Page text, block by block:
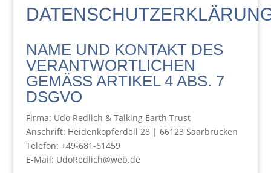
NAME UND KONTAKT DES
VERANTWORTLICHEN
GEMÄSS ARTIKEL 4 ABS. 7 D
SGVO
Firma: Udo Redlich & Talking Earth Trust
Anschrift: Heidenkopferdell 28 | 66123 Saarbrücken
Telefon: +49-681-61459
E-Mail: UdoRedlich@web.de